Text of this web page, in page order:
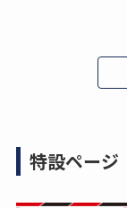
特設ページ